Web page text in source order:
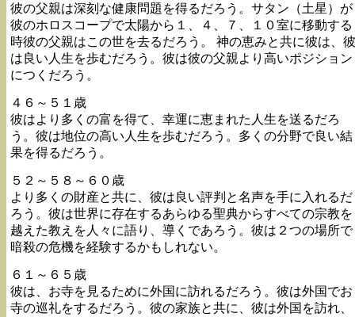
彼の父親は深刻な健康問題を得るだろう。サタン（土星）が
彼のホロスコープで太陽から１、４、７、１０室に移動する
時彼の父親はこの世を去るだろう。 神の恵みと共に彼は、彼
は良い人生を歩むだろう。彼は彼の父親より高いポジション
につくだろう。
４６～５１歳
彼はより多くの富を得て、幸運に恵まれた人生を送るだろ
う。彼は地位の高い人生を歩むだろう。多くの分野で良い結
果を得るだろう。
５２～５８～６０歳
より多くの財産と共に、彼は良い評判と名声を手に入れるだ
ろう。彼は世界に存在するあらゆる聖典からすべての宗教を
越えた教えを人々に語り、導くであろう。彼は２つの場所で
暗殺の危機を経験するかもしれない。
６１～６５歳
彼は、お寺を見るために外国に訪れるだろう。彼は外国でお
寺の巡礼をするだろう。彼の家族と共に、彼は外国を訪れ、